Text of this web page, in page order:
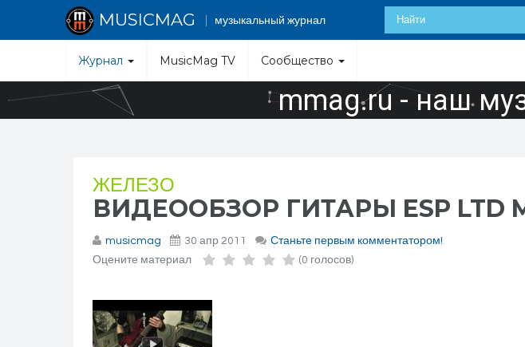
MUSICMAG музыкальный журнал
Журнал MusicMag TV Сообщество
mmag.ru - наш
ЖЕЛЕЗО
ВИДЕООБЗОР ГИТАРЫ ESP LTD
musicmag 30 апр 2011
Станьте первым комментатором!
Оцените материал
(0 голосов)